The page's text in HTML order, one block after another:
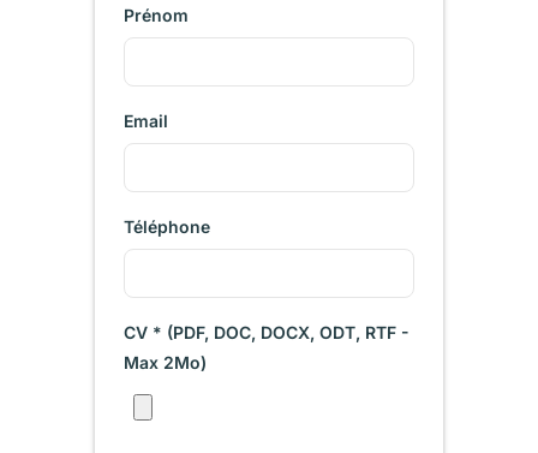
Prénom
Email
Téléphone
CV * (PDF, DOC, DOCX, ODT, RTF -
Max 2Mo)